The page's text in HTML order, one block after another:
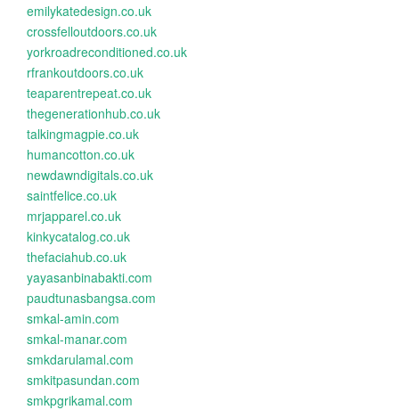
emilykatedesign.co.uk
crossfelloutdoors.co.uk
yorkroadreconditioned.co.uk
rfrankoutdoors.co.uk
teaparentrepeat.co.uk
thegenerationhub.co.uk
talkingmagpie.co.uk
humancotton.co.uk
newdawndigitals.co.uk
saintfelice.co.uk
mrjapparel.co.uk
kinkycatalog.co.uk
thefaciahub.co.uk
yayasanbinabakti.com
paudtunasbangsa.com
smkal-amin.com
smkal-manar.com
smkdarulamal.com
smkitpasundan.com
smkpgrikamal.com